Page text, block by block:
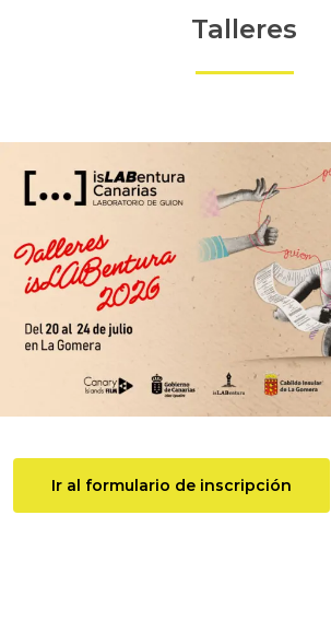
Talleres
Ir al formulario de inscripción